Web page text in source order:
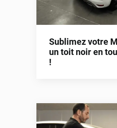
Sublimez votre
un toit noir en
!